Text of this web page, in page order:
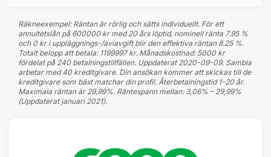
Räkneexempel: Räntan är rörlig och sätts individuellt. För ett
annuitetslån på 600000 kr med 20 års löptid, nominell ränta 7.95 %
och 0 kr i uppläggnings-/aviavgift blir den effektiva räntan 8.25 %.
Totalt belopp att betala: 1199997 kr. Månadskostnad: 5000 kr
fördelat på 240 betalningstillfällen. Uppdaterat 2020-09-09. Sambla
arbetar med 40 kreditgivare. Din ansökan kommer att skickas till de
kreditgivare som bäst matchar din profil. Återbetalningstid 1-20 år.
Maximala räntan är 29,99%. Räntespann mellan: 3,06% – 29,99%
(Uppdaterat januari 2021).